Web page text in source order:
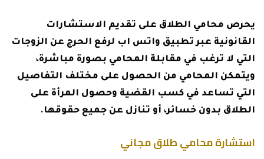
يحرص محامي الطلاق على تقديم الاستشارات
القانونية عبر تطبيق واتس اب لرفع الحرج عن الزوجات
التي لا ترغب في مقابلة المحامي بصورة مباشرة،
ويتمكن المحامي من الحصول على مختلف التفاصيل
التي تساعد في كسب القضية وحصول المرأة على
الطلاق بدون خسائر، أو تنازل عن جميع حقوقها.
استشارة محامي طلاق مجاني